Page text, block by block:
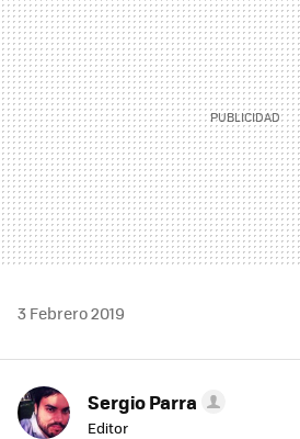
3 Febrero 2019
Sergio Parra
Editor